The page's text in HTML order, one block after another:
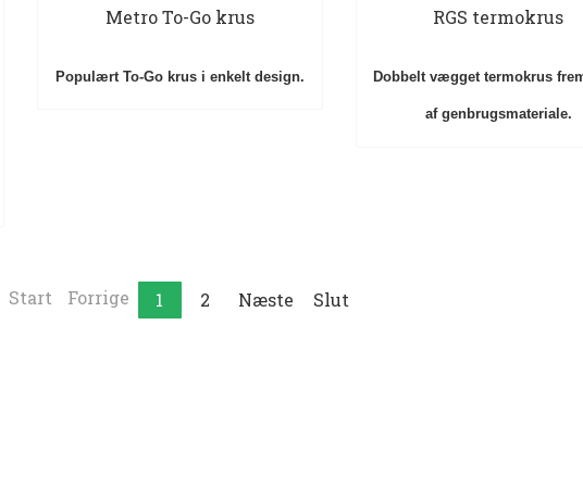
Metro To-Go krus
Populært To-Go krus i enkelt design.
RGS termokrus
Dobbelt vægget termokrus
af genbrugsmateriale.
Start Forrige 1 2 Næste Slut